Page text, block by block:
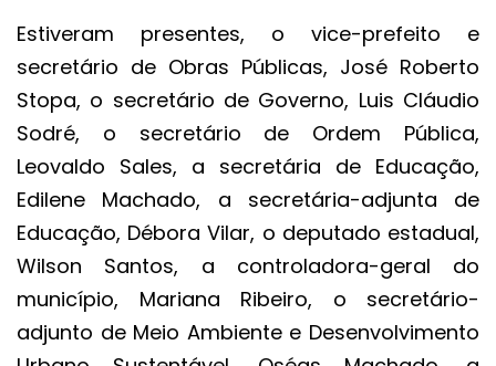
Estiveram presentes, o vice-prefeito e
secretário de Obras Públicas, José Roberto
Stopa, o secretário de Governo, Luis Cláudio
Sodré, o secretário de Ordem Pública,
Leovaldo Sales, a secretária de Educação,
Edilene Machado, a secretária-adjunta de
Educação, Débora Vilar, o deputado estadual,
Wilson Santos, a controladora-geral do
município, Mariana Ribeiro, o secretário-
adjunto de Meio Ambiente e Desenvolvimento